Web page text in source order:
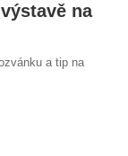
na
a tip na